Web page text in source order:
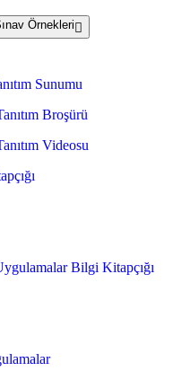
Örnekleri
Sunumu
Broşürü
Videosu
Bilgi Kitapçığı